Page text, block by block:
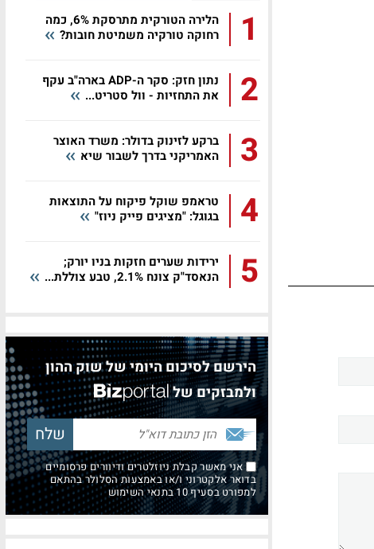
1
הלירה הטורקית מתרסקת 6%, כמה
רחוקה טורקיה משמיטת חובות?
2
נתון חזק: סקר ה-ADP בארה"ב עקף
את התחזיות - וול סטריט...
3
ברקע לזינוק בדולר: משרד האוצר
האמריקני בדרך לשבור שיא
4
טראמפ שוקל פיקוח על התוצאות
בגוגל: "מציגים פייק ניוז"
5
ירידות שערים חזקות בניו יורק;
הנאסד"ק צונח 2.1%, טבע צוללת...
הירשם לסיכום היומי של שוק ההון
ולמבזקים של
אני מאשר קבלת ניוזלטרים ודיוורים פרסומיים
בדואר אלקטרוני ו/או באמצעות הסלולר בהתאם
למפורט בסעיף 10 בתנאי השימוש